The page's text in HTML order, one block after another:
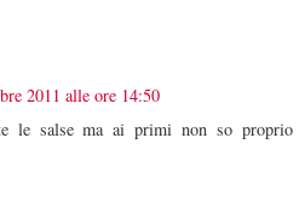
2011 alle ore 14:50
le salse ma ai primi non so proprio